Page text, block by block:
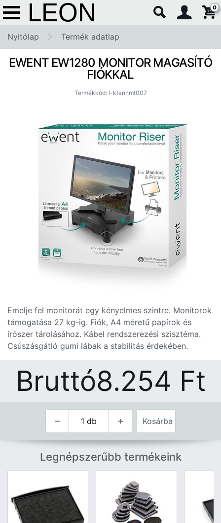
0
Nyitólap Termék adatlap
EWENT EW1280 MONITOR MAGASÍTÓ
FIÓKKAL
Termékkód: l-ktannmt007
Emelje fel monitorát egy kényelmes szintre. Monitorok
támogatása 27 kg-ig. Fiók, A4 méretű papírok és
írószer tárolásához. Kábel rendszerezési szisztéma.
Csúszásgátló gumi lábak a stabilitás érdekében.
Bruttó8.254 Ft
Kosárba
Legnépszerűbb termékeink